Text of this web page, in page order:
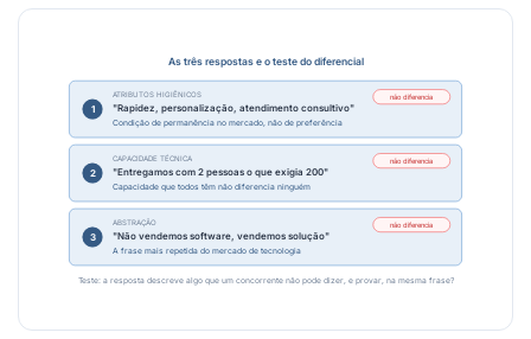
As três respostas e o teste do diferencial
1
ATRIBUTOS HIGIÊNICOS
"Rapidez, personalização, atendimento consultivo"
Condição de permanência no mercado, não de preferência
não diferencia
2
CAPACIDADE TÉCNICA
"Entregamos com 2 pessoas o que exigia 200"
Capacidade que todos têm não diferencia ninguém
não diferencia
3
ABSTRAÇÃO
"Não vendemos software, vendemos solução"
A frase mais repetida do mercado de tecnologia
não diferencia
Teste: a resposta descreve algo que um concorrente não pode dizer, e provar, na mesma frase?